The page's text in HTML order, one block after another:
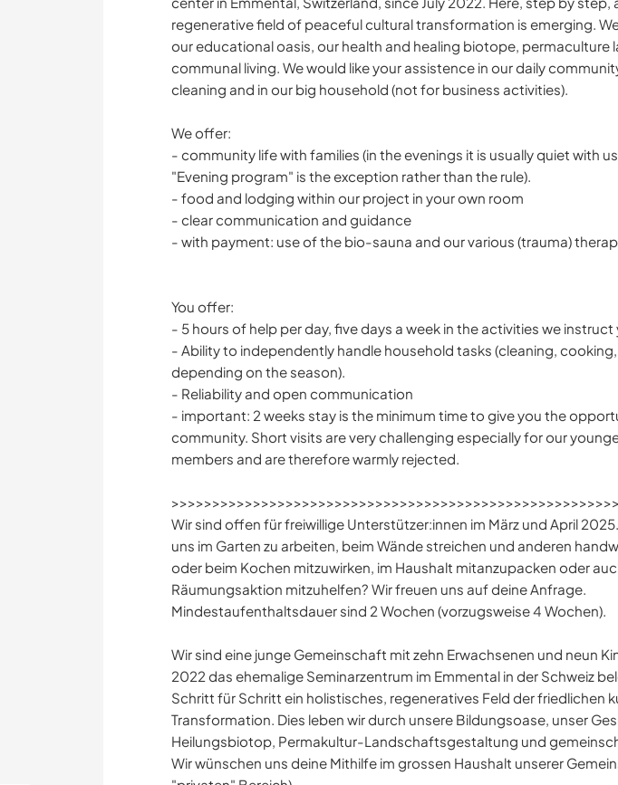
regenerative field of peaceful cultural transformation is emerging.
our educational oasis, our health and healing biotope, permaculture
communal living. We would like your assistence in our daily
cleaning and in our big household (not for business activities).
We offer:
- community life with families (in the evenings it is usually quiet with
"Evening program" is the exception rather than the rule).
- food and lodging within our project in your own room
- clear communication and guidance
- with payment: use of the bio-sauna and our various (trauma)
You offer:
- 5 hours of help per day, five days a week in the activities we
- Ability to independently handle household tasks (cleaning,
depending on the season).
- Reliability and open communication
- important: 2 weeks stay is the minimum time to give you the
community. Short visits are very challenging especially for our
members and are therefore warmly rejected.
Wir sind offen für freiwillige Unterstützer:innen im März und April
uns im Garten zu arbeiten, beim Wände streichen und anderen
oder beim Kochen mitzuwirken, im Haushalt mitanzupacken oder
Räumungsaktion mitzuhelfen? Wir freuen uns auf deine Anfrage.
Mindestaufenthaltsdauer sind 2 Wochen (vorzugsweise 4 Wochen).
Wir sind eine junge Gemeinschaft mit zehn Erwachsenen und neun
2022 das ehemalige Seminarzentrum im Emmental in der Schweiz
Schritt für Schritt ein holistisches, regeneratives Feld der friedlichen
Transformation. Dies leben wir durch unsere Bildungsoase, unser
Heilungsbiotop, Permakultur-Landschaftsgestaltung und
Wir wünschen uns deine Mithilfe im grossen Haushalt unserer